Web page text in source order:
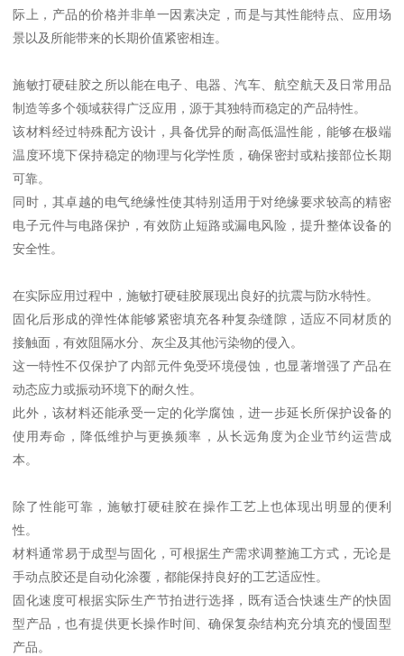
际上，产品的价格并非单一因素决定，而是与其性能特点、应用场
景以及所能带来的长期价值紧密相连。
施敏打硬硅胶之所以能在电子、电器、汽车、航空航天及日常用品
制造等多个领域获得广泛应用，源于其独特而稳定的产品特性。
该材料经过特殊配方设计，具备优异的耐高低温性能，能够在极端
温度环境下保持稳定的物理与化学性质，确保密封或粘接部位长期
可靠。
同时，其卓越的电气绝缘性使其特别适用于对绝缘要求较高的精密
电子元件与电路保护，有效防止短路或漏电风险，提升整体设备的
安全性。
在实际应用过程中，施敏打硬硅胶展现出良好的抗震与防水特性。
固化后形成的弹性体能够紧密填充各种复杂缝隙，适应不同材质的
接触面，有效阻隔水分、灰尘及其他污染物的侵入。
这一特性不仅保护了内部元件免受环境侵蚀，也显著增强了产品在
动态应力或振动环境下的耐久性。
此外，该材料还能承受一定的化学腐蚀，进一步延长所保护设备的
使用寿命，降低维护与更换频率，从长远角度为企业节约运营成
本。
除了性能可靠，施敏打硬硅胶在操作工艺上也体现出明显的便利
性。
材料通常易于成型与固化，可根据生产需求调整施工方式，无论是
手动点胶还是自动化涂覆，都能保持良好的工艺适应性。
固化速度可根据实际生产节拍进行选择，既有适合快速生产的快固
型产品，也有提供更长操作时间、确保复杂结构充分填充的慢固型
产品。